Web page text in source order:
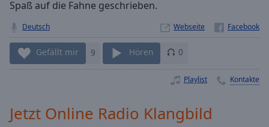
live,
currently
behind
LIVE
Remaining
1x
Spaß auf die Fahne geschrieben.
Deutsch Webseite
Gefällt mir 9 Hören 0
Playlist Kontakte
Jetzt Online Radio Klangbild